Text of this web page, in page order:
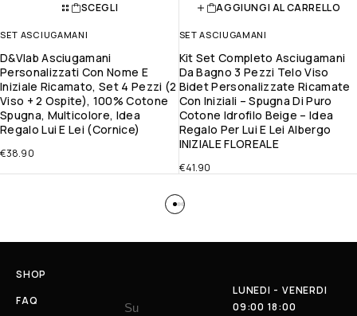
SCEGLI
SET ASCIUGAMANI
D&Vlab Asciugamani
Personalizzati Con Nome E
Iniziale Ricamato, Set 4 Pezzi (2
Viso + 2 Ospite), 100% Cotone
Spugna, Multicolore, Idea
Regalo Lui E Lei (Cornice)
€38.90
AGGIUNGI AL CARRELLO
SET ASCIUGAMANI
Kit Set Completo Asciugamani
Da Bagno 3 Pezzi Telo Viso
Bidet Personalizzate Ricamate
Con Iniziali – Spugna Di Puro
Cotone Idrofilo Beige – Idea
Regalo Per Lui E Lei Albergo
INIZIALE FLOREALE
€41.90
SHOP
FAQ
Su
LUNEDI - VENERDI
09:00 18:00